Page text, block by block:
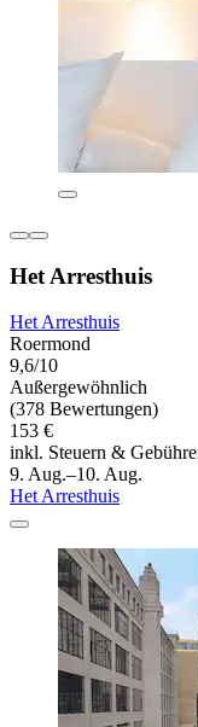
Het Arresthuis
Het Arresthuis
Roermond
9,6/10
Außergewöhnlich
(378 Bewertungen)
153 €
inkl. Steuern &
9. Aug.–10. Aug.
Het Arresthuis